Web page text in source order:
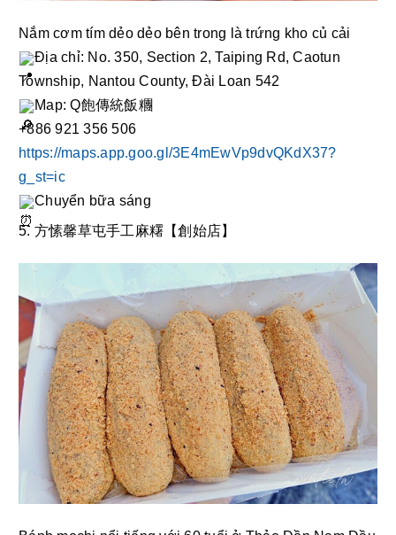
Nắm cơm tím dẻo dẻo bên trong là trứng kho củ cải
Địa chỉ: No. 350, Section 2, Taiping Rd, Caotun
Township, Nantou County, Đài Loan 542
Map: Q飽傳統飯糰
+886 921 356 506
https://maps.app.goo.gl/3E4mEwVp9dvQKdX37?
g_st=ic
Chuyển bữa sáng
5. 方愫馨草屯手工麻糬【創始店】